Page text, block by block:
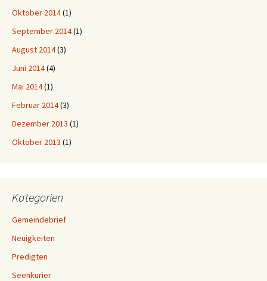
Oktober 2014(1)
September 2014(1)
August 2014(3)
Juni 2014(4)
Mai 2014(1)
Februar 2014(3)
Dezember 2013 (1)
Oktober 2013 (1)
Kategorien
Gemeindebrief
Neuigkeiten
Predigten
Seenkurier